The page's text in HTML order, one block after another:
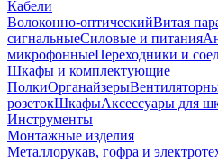
Кабели
Волоконно-оптическийВитая
сигнальныеСиловые и питания
микрофонныеПереходники и
Шкафы и комплектующие
ПолкиОрганайзеры
розетокШкафыАксессуары для
Инструменты
Монтажные изделия
Металлорукав, гофра и